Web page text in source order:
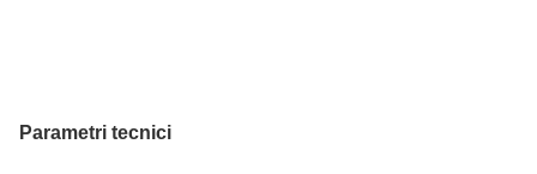
Parametri tecnici